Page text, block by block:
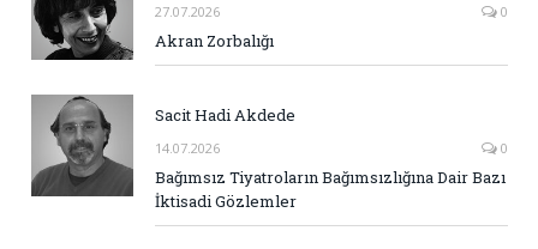
27.07.2026 0
Akran Zorbalığı
Sacit Hadi Akdede
14.07.2026 0
Bağımsız Tiyatroların Bağımsızlığına Dair Bazı
İktisadi Gözlemler